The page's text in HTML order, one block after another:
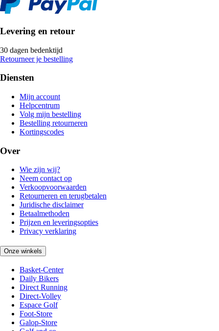
Levering en retour
30 dagen bedenktijd
Retourneer je bestelling
Diensten
Mijn account
Helpcentrum
Volg mijn bestelling
Bestelling retourneren
Kortingscodes
Over
Wie zijn wij?
Neem contact op
Verkoopvoorwaarden
Retourneren en terugbetalen
Juridische disclaimer
Betaalmethoden
Prijzen en leveringsopties
Privacy verklaring
Onze winkels
Basket-Center
Daily Bikers
Direct Running
Direct-Volley
Espace Golf
Foot-Store
Galop-Store